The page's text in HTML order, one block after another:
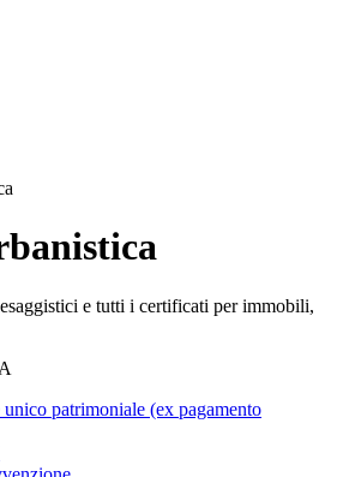
e tutti i certificati per immobili,
unico patrimoniale (ex pagamento